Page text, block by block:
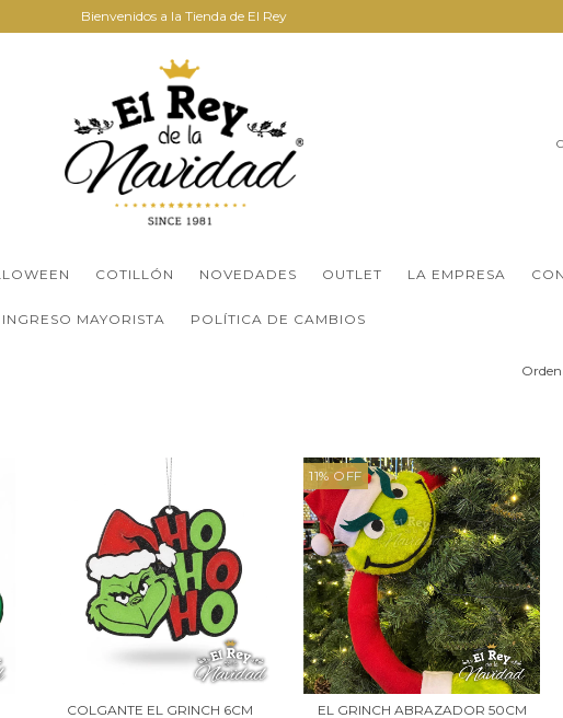
Bienvenidos a la Tienda de El Rey
COTILLÓN NOVEDADES OUTLET LA EMPRESA
INGRESO MAYORISTA POLÍTICA DE CAMBIOS
COLGANTE EL GRINCH 6CM
11% OFF
EL GRINCH ABRAZADOR 50CM